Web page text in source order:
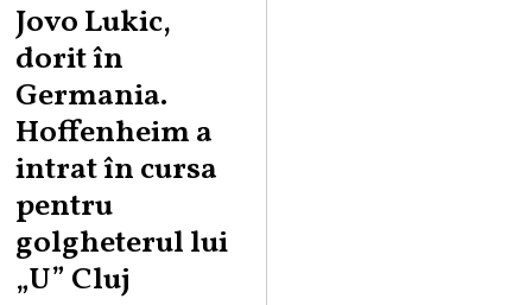
Jovo Lukic,
dorit în
Germania.
Hoffenheim a
intrat în cursa
pentru
golgheterul lui
„U” Cluj